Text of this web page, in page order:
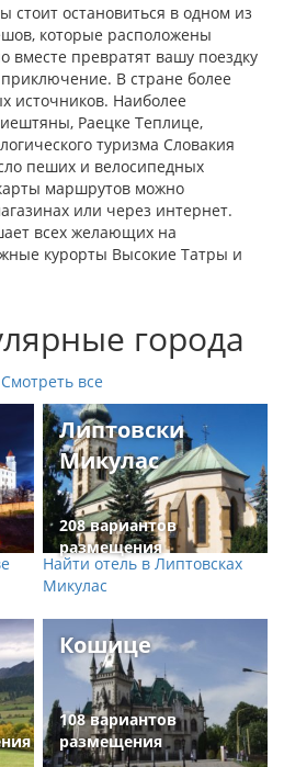
стоит остановиться в одном из
которые расположены
вместе превратят вашу поездку
В стране более
источников. Наиболее
Раецке Теплице,
туризма Словакия
пеших и велосипедных
маршрутов можно
или через интернет.
всех желающих на
курорты Высокие Татры и
города
Смотреть все
Липтовски
Микулас
208 вариантов
размещения
Найти отель в Липтовсках
Микулас
Кошице
108 вариантов
размещения